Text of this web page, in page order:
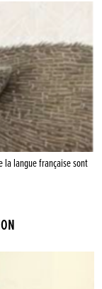
la langue française sont